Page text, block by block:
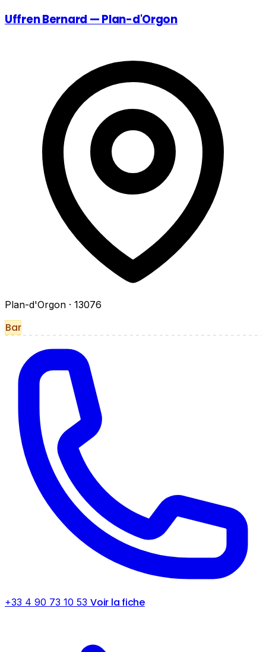
Uffren Bernard — Plan-d'Orgon
Plan-d'Orgon · 13076
Bar
+33 4 90 73 10 53 Voir la fiche